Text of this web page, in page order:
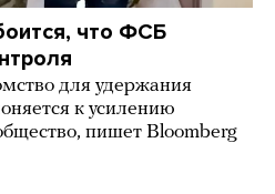
что ФСБ
для удержания
к усилению
пишет Bloomberg